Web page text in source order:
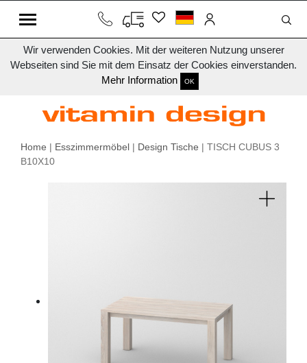
Wir verwenden Cookies. Mit der weiteren Nutzung unserer
Webseiten sind Sie mit dem Einsatz der Cookies einverstanden.
Mehr Information
OK
Home | Esszimmermöbel | Design Tische | TISCH CUBUS 3
B10X10